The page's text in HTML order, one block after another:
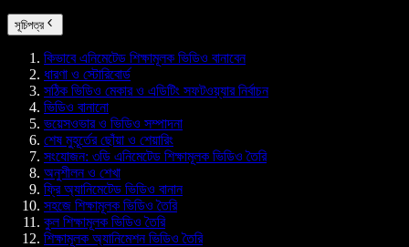
সূচিপত্র
কিভাবে এনিমেটেড শিক্ষামূলক ভিডিও বানাবেন
ধারণা ও স্টোরিবোর্ড
সঠিক ভিডিও মেকার ও এডিটিং সফটওয়্যার নির্বাচন
ভিডিও বানানো
ভয়েসওভার ও ভিডিও সম্পাদনা
শেষ মুহূর্তের ছোঁয়া ও শেয়ারিং
সংযোজন: ৩ডি এনিমেটেড শিক্ষামূলক ভিডিও তৈরি
অনুশীলন ও শেখা
ফ্রি অ্যানিমেটেড ভিডিও বানান
সহজে শিক্ষামূলক ভিডিও তৈরি
কুল শিক্ষামূলক ভিডিও তৈরি
শিক্ষামূলক অ্যানিমেশন ভিডিও তৈরি